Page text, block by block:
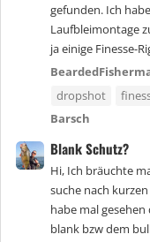
gefunden. Ich
Laufbleimontage
ja einige Finesse-
dropshot
Barsch
Blank Schutz?
Hi, Ich bräuchte
suche nach
habe mal
blank bzw dem